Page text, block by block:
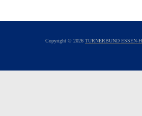
Copyright © 2026 TURNERBUND ESSEN-